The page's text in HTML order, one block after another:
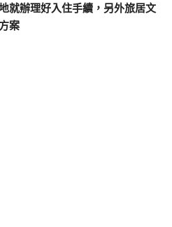
就辦理好入住手續，另外旅居文
案